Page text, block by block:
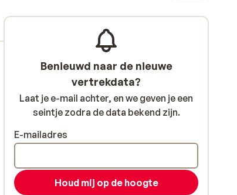
Benieuwd naar de nieuwe
vertrekdata?
Laat je e-mail achter, en we geven je een
seintje zodra de data bekend zijn.
E-mailadres
Houd mij op de hoogte